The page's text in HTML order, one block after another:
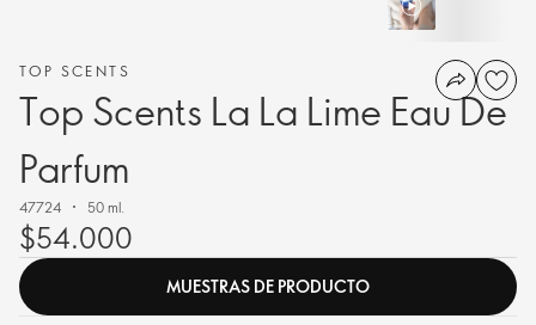
TOP SCENTS
Top Scents La La Lime Eau De
Parfum
47724 50 ml.
$54.000
MUESTRAS DE PRODUCTO